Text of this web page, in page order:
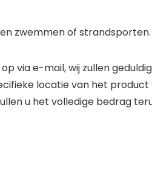
zwemmen of strandsporten.
via e-mail, wij zullen
locatie van het product
u het volledige bedrag